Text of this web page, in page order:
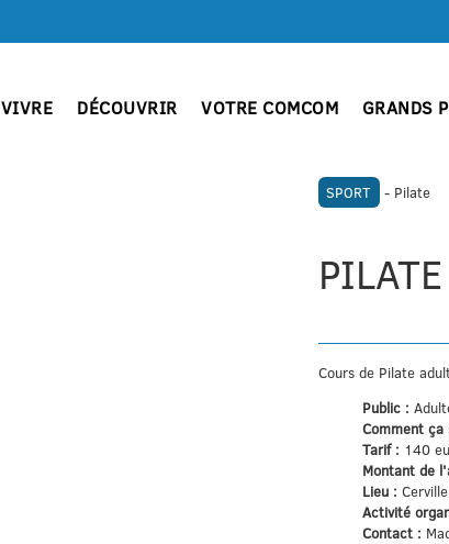
VIVRE DÉCOUVRIR VOTRE COMCOM GRANDS
SPORT - Pilate
PILATE
Cours de Pilate
Public :
Comment ça
Tarif : 140
Montant de
Lieu :
Activité
Contact :